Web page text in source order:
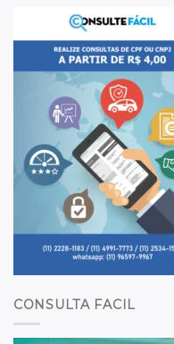
CONSULTA FACIL